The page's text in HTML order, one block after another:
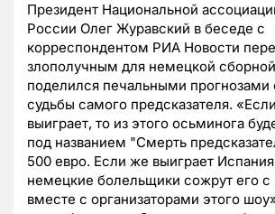
Президент Национальной
России Олег Журавский в беседе с
корреспондентом РИА Новости
злополучным для немецкой
поделился печальными прогнозами
судьбы самого предсказателя.
выиграет, то из этого осьминога
под названием "Смерть
500 евро. Если же выиграет
немецкие болельщики сожрут его с
вместе с организаторами этого